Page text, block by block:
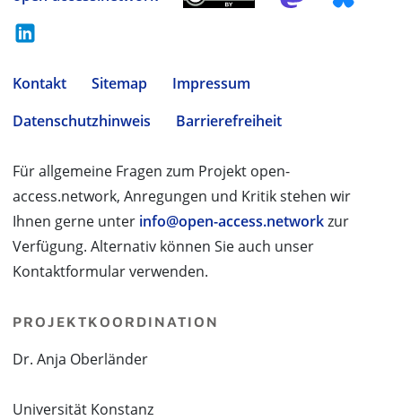
Kontakt Sitemap
Impressum
Datenschutzhinweis
Barrierefreiheit
Für allgemeine Fragen zum Projekt open-
access.network, Anregungen und Kritik stehen wir
Ihnen gerne unter info@open-access.networkzur
Verfügung. Alternativ können Sie auch unser
Kontaktformular verwenden.
PROJEKTKOORDINATION
Dr. Anja Oberländer
Universität Konstanz